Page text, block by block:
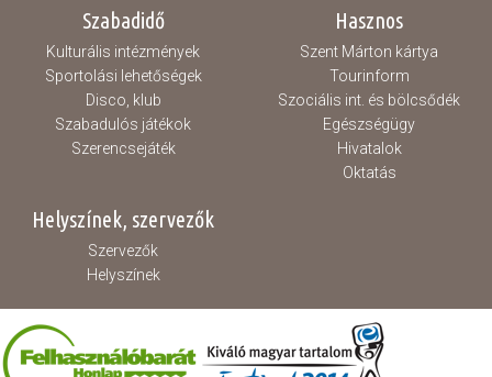
Szabadidő
Kulturális intézmények
Sportolási lehetőségek
Disco, klub
Szabadulós játékok
Szerencsejáték
Hasznos
Szent Márton kártya
Tourinform
Szociális int. és bölcsődék
Egészségügy
Hivatalok
Oktatás
Helyszínek, szervezők
Szervezők
Helyszínek